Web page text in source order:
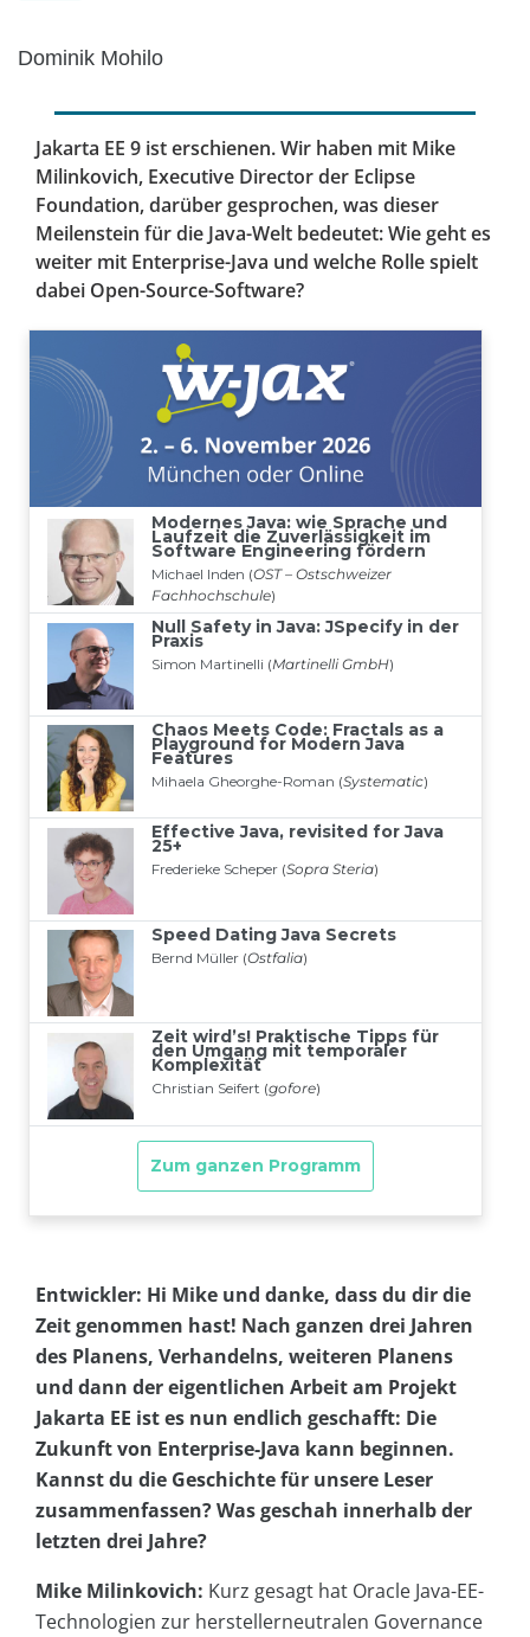
Dominik Mohilo
Jakarta EE 9 ist erschienen. Wir haben mit Mike
Milinkovich, Executive Director der Eclipse
Foundation, darüber gesprochen, was dieser
Meilenstein für die Java-Welt bedeutet: Wie geht es
weiter mit Enterprise-Java und welche Rolle spielt
dabei Open-Source-Software?
Entwickler: Hi Mike und danke, dass du dir die
Zeit genommen hast! Nach ganzen drei Jahren
des Planens, Verhandelns, weiteren Planens
und dann der eigentlichen Arbeit am Projekt
Jakarta EE ist es nun endlich geschafft: Die
Zukunft von Enterprise-Java kann beginnen.
Kannst du die Geschichte für unsere Leser
zusammenfassen? Was geschah innerhalb der
letzten drei Jahre?
Mike Milinkovich: Kurz gesagt hat Oracle Java-EE-
Technologien zur herstellerneutralen Governance